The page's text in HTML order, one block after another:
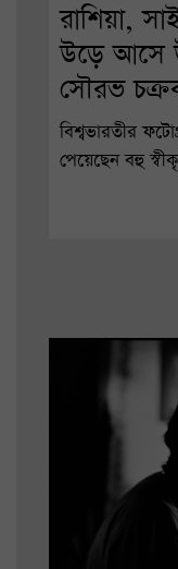
রাশিয়া,
উড়ে আসে
সৌরভ
বিশ্বভারতীর
পেয়েছেন বহু